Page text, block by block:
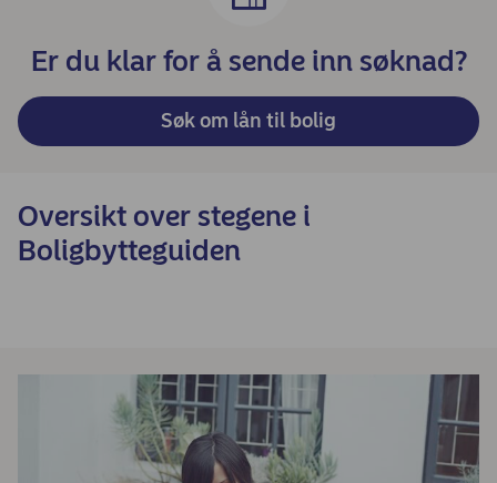
Er du klar for å sende inn søknad?
Søk om lån til bolig
Oversikt over stegene i
Boligbytteguiden